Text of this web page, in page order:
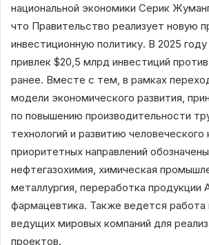
национальной экономики Серик
что Правительство реализует новую
инвестиционную политику. В 2025 году
привлек $20,5 млрд инвестиций
ранее. Вместе с тем, в рамках
модели экономического развития,
по повышению производительности
технологий и развитию человеческого
приоритетных направлений обозначены
нефтегазохимия, химическая
металлургия, переработка продукции
фармацевтика. Также ведется работа
ведущих мировых компаний для
проектов.